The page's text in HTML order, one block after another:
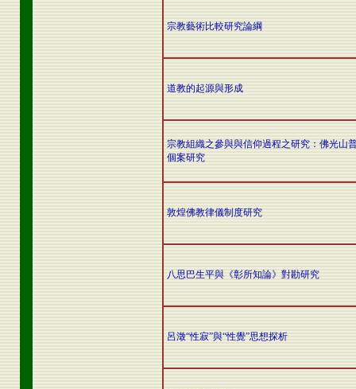
宗教藝術比較研究論綱
道教的起源與形成
宗教組織之參與與信仰過程之研究：佛光山
個案研究
敦煌佛教律儀制度研究
八思巴生平與《彰所知論》對勘研究
呂澂“性寂”與“性覺”思想探析